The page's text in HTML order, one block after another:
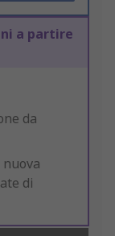
a partire
da
di